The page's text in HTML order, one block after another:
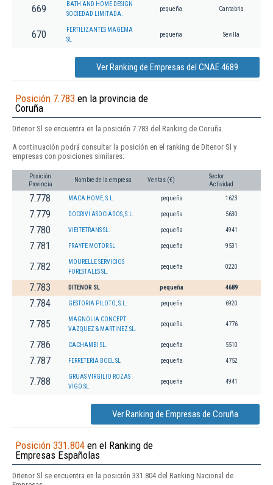
669
BATH AND HOME DESIGN
SOCIEDAD LIMITADA.
pequeña Cantabria
670
FERTILIZANTES MAGEMA
SL
pequeña Sevilla
Ver Ranking de Empresas del CNAE 4689
Posición 7.783 en la provincia de
Coruña
Ditenor Sl se encuentra en la posición 7.783 del Ranking de Coruña.
A continuación podrá consultar la posición en el ranking de Ditenor Sl y
empresas con posiciones similares:
Posición
Provincia
Nombre de la empresa Ventas (€)
Sector
Actividad
7.778 MACA HOME, S.L. pequeña 1623
7.779 DOCRIVI ASOCIADOS, S.L. pequeña 5630
7.780 VIEITETRANS SL. pequeña 4941
7.781 FRAYFE MOTOR SL pequeña 9531
7.782
MOURELLE SERVICIOS
FORESTALES SL.
pequeña 0220
7.783 DITENOR SL pequeña 4689
7.784 GESTORIA PILOTO, S.L. pequeña 6920
7.785
MAGNOLIA CONCEPT
VAZQUEZ & MARTINEZ SL.
pequeña 4776
7.786 CACHAMBI SL. pequeña 5510
7.787 FERRETERIA BOEL SL pequeña 4752
7.788
GRUAS VIRGILIO ROZAS
VIGO SL
pequeña 4941
Ver Ranking de Empresas de Coruña
Posición 331.804 en el Ranking de
Empresas Españolas
Ditenor Sl se encuentra en la posición 331.804 del Ranking Nacional de